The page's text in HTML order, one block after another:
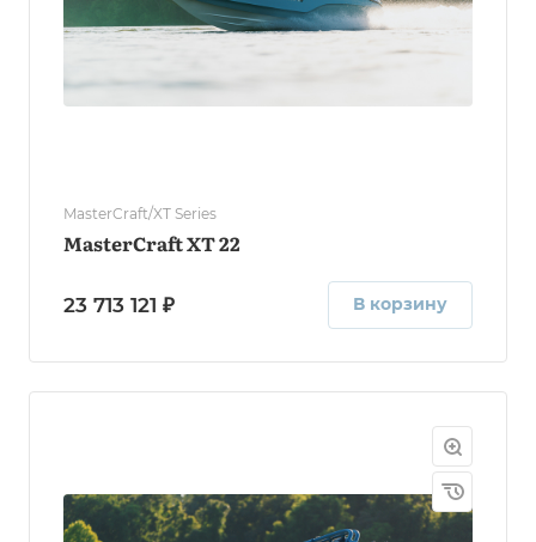
MasterCraft/XT Series
MasterCraft XT 22
23 713 121 ₽ В корзину